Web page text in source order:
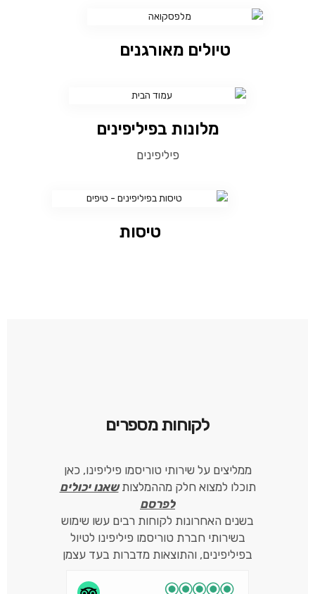
טיולים מאורגנים
מלונות בפיליפינים
פיליפינים
טיסות
לקוחות מספרים
ממליצים על שירותי טוריסמו פיליפינו, כאן
תוכלו למצוא חלק מההמלצותשאנו יכולים
לפרסם
בשנים האחרונות לקוחות רבים עשו שימוש
בשירותי חברת טוריסמו פיליפינו לטיול
בפיליפינים, והתוצאות מדברות בעד עצמן